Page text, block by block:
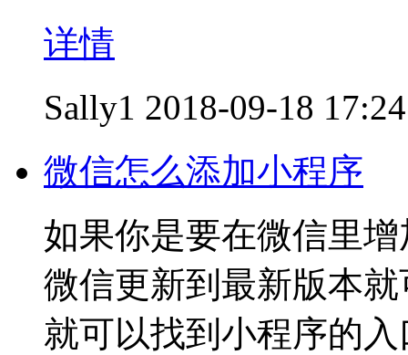
详情
Sally1 2018-09-18 17:24
微信怎么添加小程序
如果你是要在微信里
微信更新到最新版本
就可以找到小程序的